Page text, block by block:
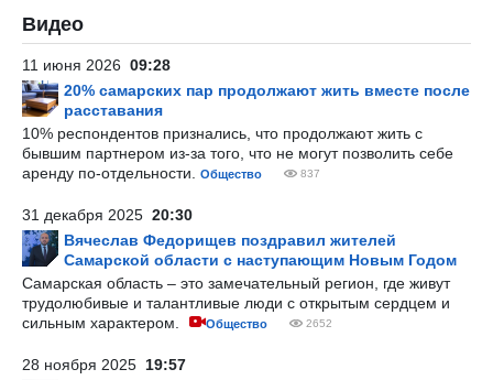
Видео
11 июня 2026 09:28
20% самарских пар продолжают жить вместе после
расставания
10% респондентов признались, что продолжают жить с
бывшим партнером из-за того, что не могут позволить себе
аренду по-отдельности.
Общество 837
31 декабря 2025 20:30
Вячеслав Федорищев поздравил жителей
Самарской области с наступающим Новым Годом
Самарская область – это замечательный регион, где живут
трудолюбивые и талантливые люди с открытым сердцем и
сильным характером.
Общество 2652
28 ноября 2025 19:57